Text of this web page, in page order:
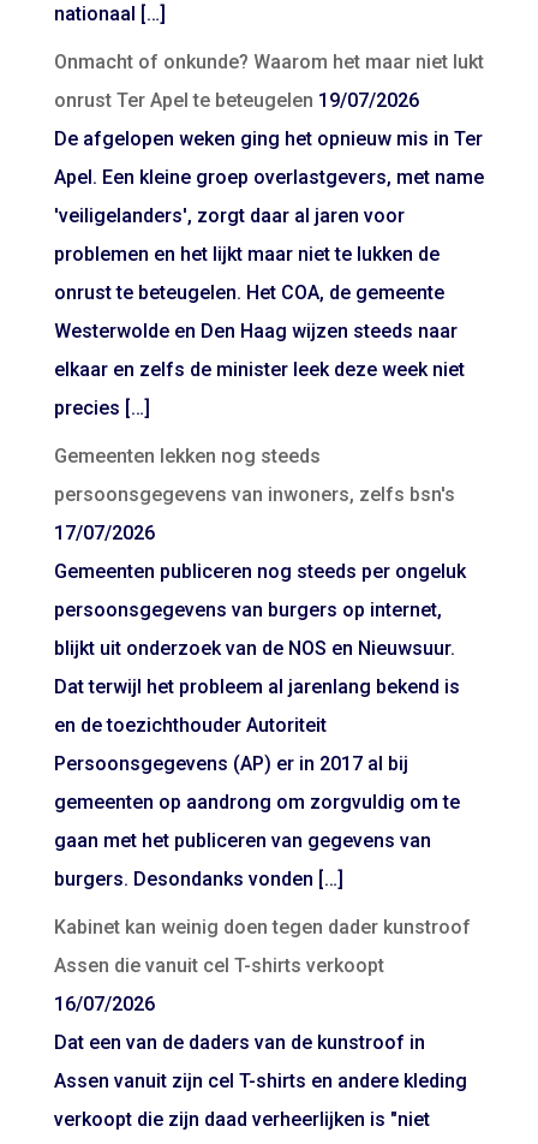
nationaal […]
Onmacht of onkunde? Waarom het maar niet lukt
onrust Ter Apel te beteugelen 19/07/2026
De afgelopen weken ging het opnieuw mis in Ter
Apel. Een kleine groep overlastgevers, met name
'veiligelanders', zorgt daar al jaren voor
problemen en het lijkt maar niet te lukken de
onrust te beteugelen. Het COA, de gemeente
Westerwolde en Den Haag wijzen steeds naar
elkaar en zelfs de minister leek deze week niet
precies […]
Gemeenten lekken nog steeds
persoonsgegevens van inwoners, zelfs bsn's
17/07/2026
Gemeenten publiceren nog steeds per ongeluk
persoonsgegevens van burgers op internet,
blijkt uit onderzoek van de NOS en Nieuwsuur.
Dat terwijl het probleem al jarenlang bekend is
en de toezichthouder Autoriteit
Persoonsgegevens (AP) er in 2017 al bij
gemeenten op aandrong om zorgvuldig om te
gaan met het publiceren van gegevens van
burgers. Desondanks vonden […]
Kabinet kan weinig doen tegen dader kunstroof
Assen die vanuit cel T-shirts verkoopt
16/07/2026
Dat een van de daders van de kunstroof in
Assen vanuit zijn cel T-shirts en andere kleding
verkoopt die zijn daad verheerlijken is "niet